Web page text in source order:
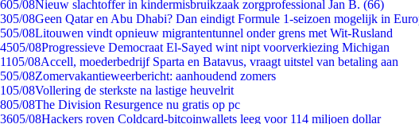
605/08Nieuw slachtoffer in kindermisbruikzaak zorgprofessional Jan B. (66)
305/08Geen Qatar en Abu Dhabi? Dan eindigt Formule 1-seizoen mogelijk in
505/08Litouwen vindt opnieuw migrantentunnel onder grens met Wit-Rusland
4505/08Progressieve Democraat El-Sayed wint nipt voorverkiezing Michigan
1105/08Accell, moederbedrijf Sparta en Batavus, vraagt uitstel van betaling aan
505/08Zomervakantieweerbericht: aanhoudend zomers
105/08Vollering de sterkste na lastige heuvelrit
805/08The Division Resurgence nu gratis op pc
3605/08Hackers roven Coldcard-bitcoinwallets leeg voor 114 miljoen dollar